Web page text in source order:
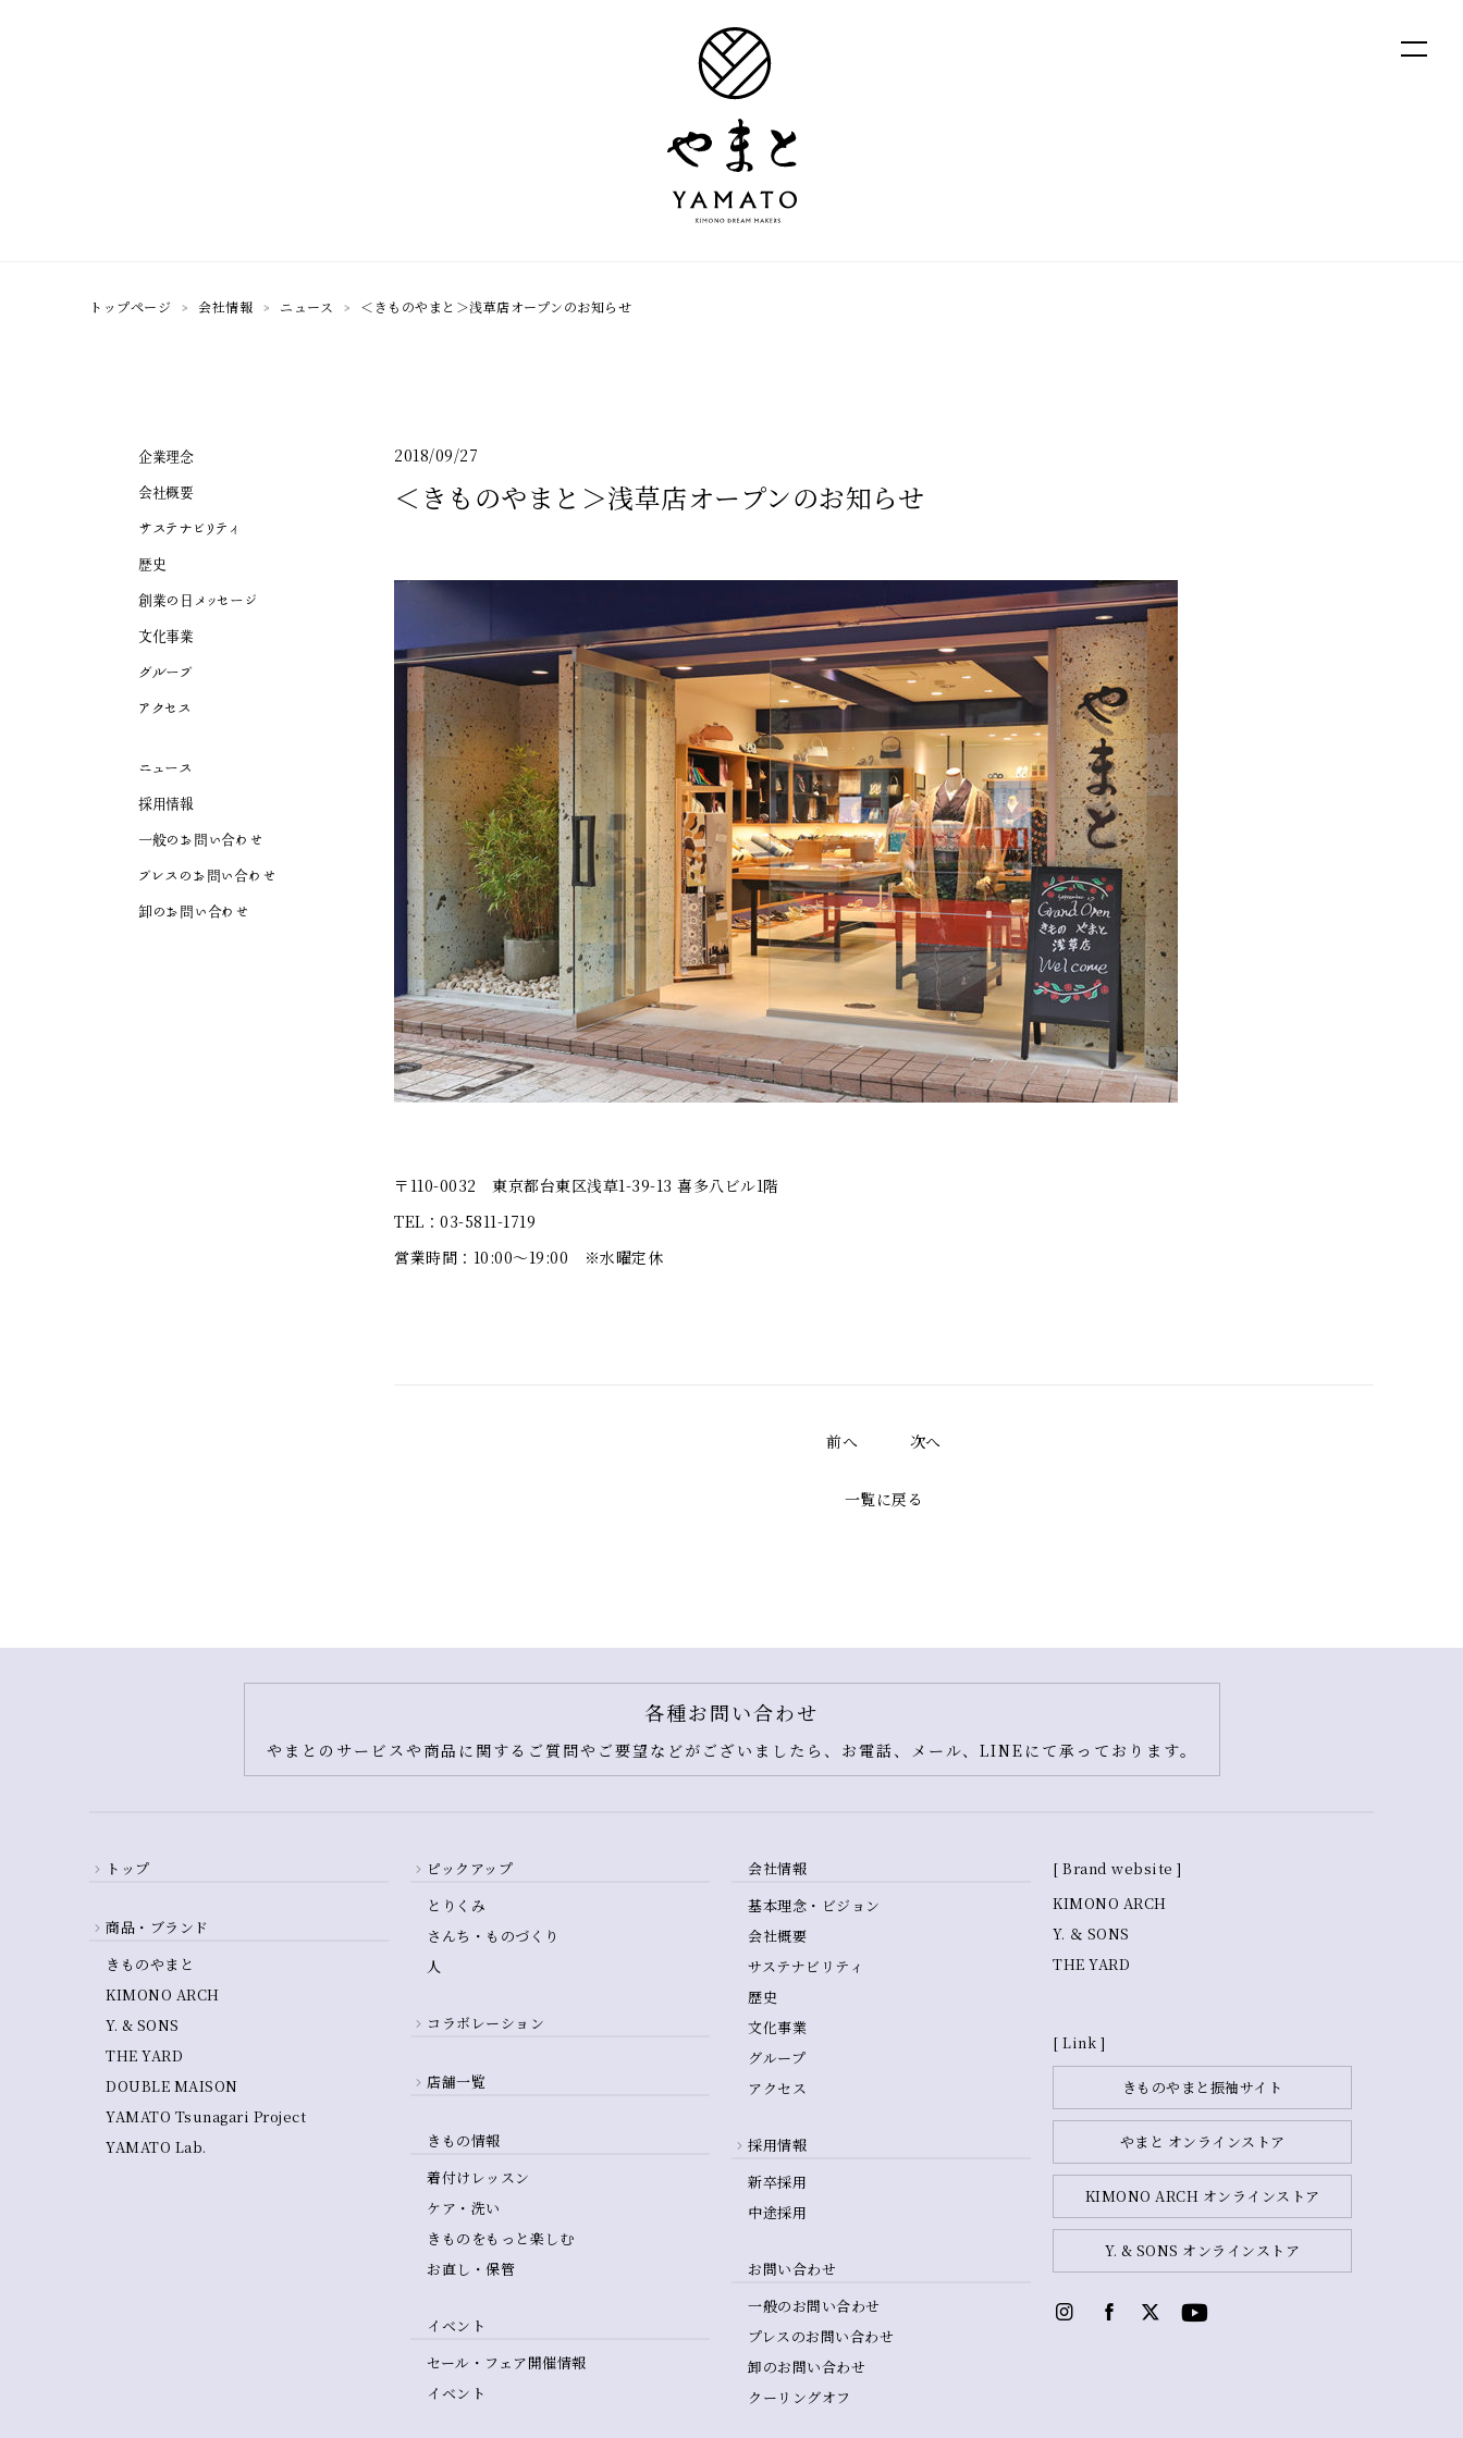
トップページ 会社情報 ニュース ＜きものやまと＞浅草店オープンのお知らせ
企業理念
会社概要
サステナビリティ
歴史
創業の日メッセージ
文化事業
グループ
アクセス
ニュース
採用情報
一般のお問い合わせ
プレスのお問い合わせ
卸のお問い合わせ
2018/09/27
＜きものやまと＞浅草店オープンのお知らせ
〒110-0032 東京都台東区浅草1-39-13 喜多八ビル1階
TEL：03-5811-1719
営業時間：10:00～19:00 ※水曜定休
前へ 次へ
一覧に戻る
各種お問い合わせ
やまとのサービスや商品に関するご質問やご要望などがございましたら、お電話、メール、LINEにて承っております。
トップ
商品・ブランド
きものやまと
KIMONO ARCH
Y. & SONS
THE YARD
DOUBLE MAISON
YAMATO Tsunagari Project
YAMATO Lab.
ピックアップ
とりくみ
さんち・ものづくり
人
コラボレーション
店舗一覧
きもの情報
着付けレッスン
ケア・洗い
きものをもっと楽しむ
お直し・保管
イベント
セール・フェア開催情報
イベント
会社情報
基本理念・ビジョン
会社概要
サステナビリティ
歴史
文化事業
グループ
アクセス
採用情報
新卒採用
中途採用
お問い合わせ
一般のお問い合わせ
プレスのお問い合わせ
卸のお問い合わせ
クーリングオフ
[ Brand website ]
KIMONO ARCH
Y. ＆ SONS
THE YARD
[ Link ]
きものやまと振袖サイト
やまと オンラインストア
KIMONO ARCH オンラインストア
Y. & SONS オンラインストア